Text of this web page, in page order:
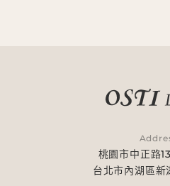
桃園市中正路
台北市內湖區新